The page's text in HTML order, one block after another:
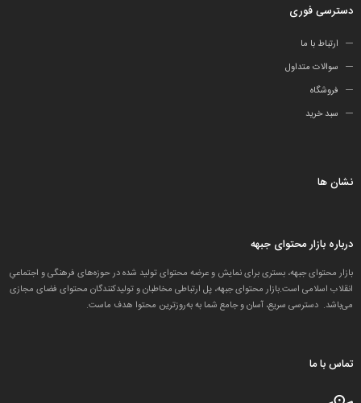
دسترسی فوری
ارتباط با ما
سوالات متداول
فروشگاه
سبد خرید
نشان ها
درباره بازار محتوای جبهه
بازار محتوای جبهه، بستری برای نمایش و عرضه محتوای تولید شده در حوزه‌های فرهنگی و اجتماعیِ
انقلاب اسلامی است.بازار محتوای جبهه، پل ارتباطی مخاطبان و تولید‌کنندگان محتوای فضای مجازی
می‌باشد. دسترسی سریع، آسان و جامع شما به به‌روزترین محتوا هدف ماست.
تماس با ما